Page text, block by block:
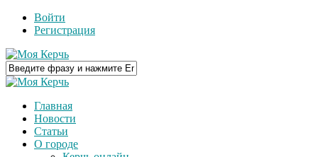
Войти
Регистрация
Главная
Новости
Статьи
О городе